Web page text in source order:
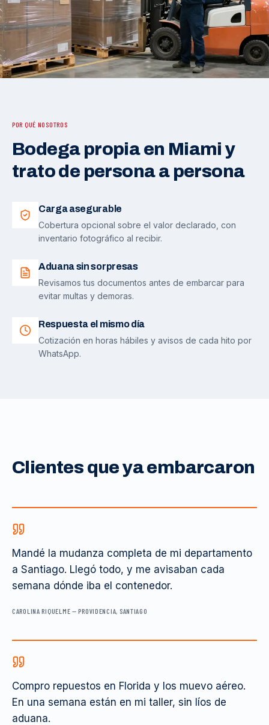
POR QUÉ NOSOTROS
Bodega propia en Miami y
trato de persona a persona
Carga asegurable
Cobertura opcional sobre el valor declarado, con
inventario fotográfico al recibir.
Aduana sin sorpresas
Revisamos tus documentos antes de embarcar para
evitar multas y demoras.
Respuesta el mismo día
Cotización en horas hábiles y avisos de cada hito por
WhatsApp.
Clientes que ya embarcaron
Mandé la mudanza completa de mi departamento
a Santiago. Llegó todo, y me avisaban cada
semana dónde iba el contenedor.
CAROLINA RIQUELME —PROVIDENCIA, SANTIAGO
Compro repuestos en Florida y los muevo aéreo.
En una semana están en mi taller, sin líos de
aduana.